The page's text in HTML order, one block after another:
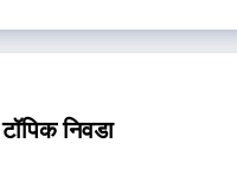
टॉपिक निवडा